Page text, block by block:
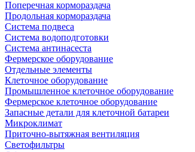
Поперечная кормораздача
Продольная кормораздача
Система подвеса
Система водоподготовки
Система антинасеста
Фермерское оборудование
Отдельные элементы
Клеточное оборудование
Промышленное клеточное оборудование
Фермерское клеточное оборудование
Запасные детали для клеточной батареи
Микроклимат
Приточно-вытяжная вентиляция
Светофильтры